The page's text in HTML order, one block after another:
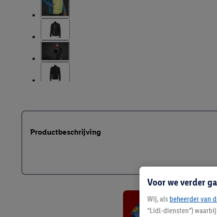
Productbeschrijving
Voor we verder
Wij, als beheerder van
“Lidl-diensten”)